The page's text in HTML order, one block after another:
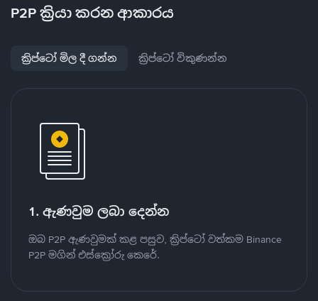
P2P ක්‍රියා කරන ආකාරය
ක්‍රිප්ටෝ මිල දී ගන්න ක්‍රිප්ටෝ විකුණන්න
1. ඇණවුම ලබා දෙන්න
ඔබ P2P ඇණවුමක් කළ පසුව, ක්‍රිප්ටෝ වත්කම Binance
P2P මගින් එස්ක්‍රෝරු කෙරේ.